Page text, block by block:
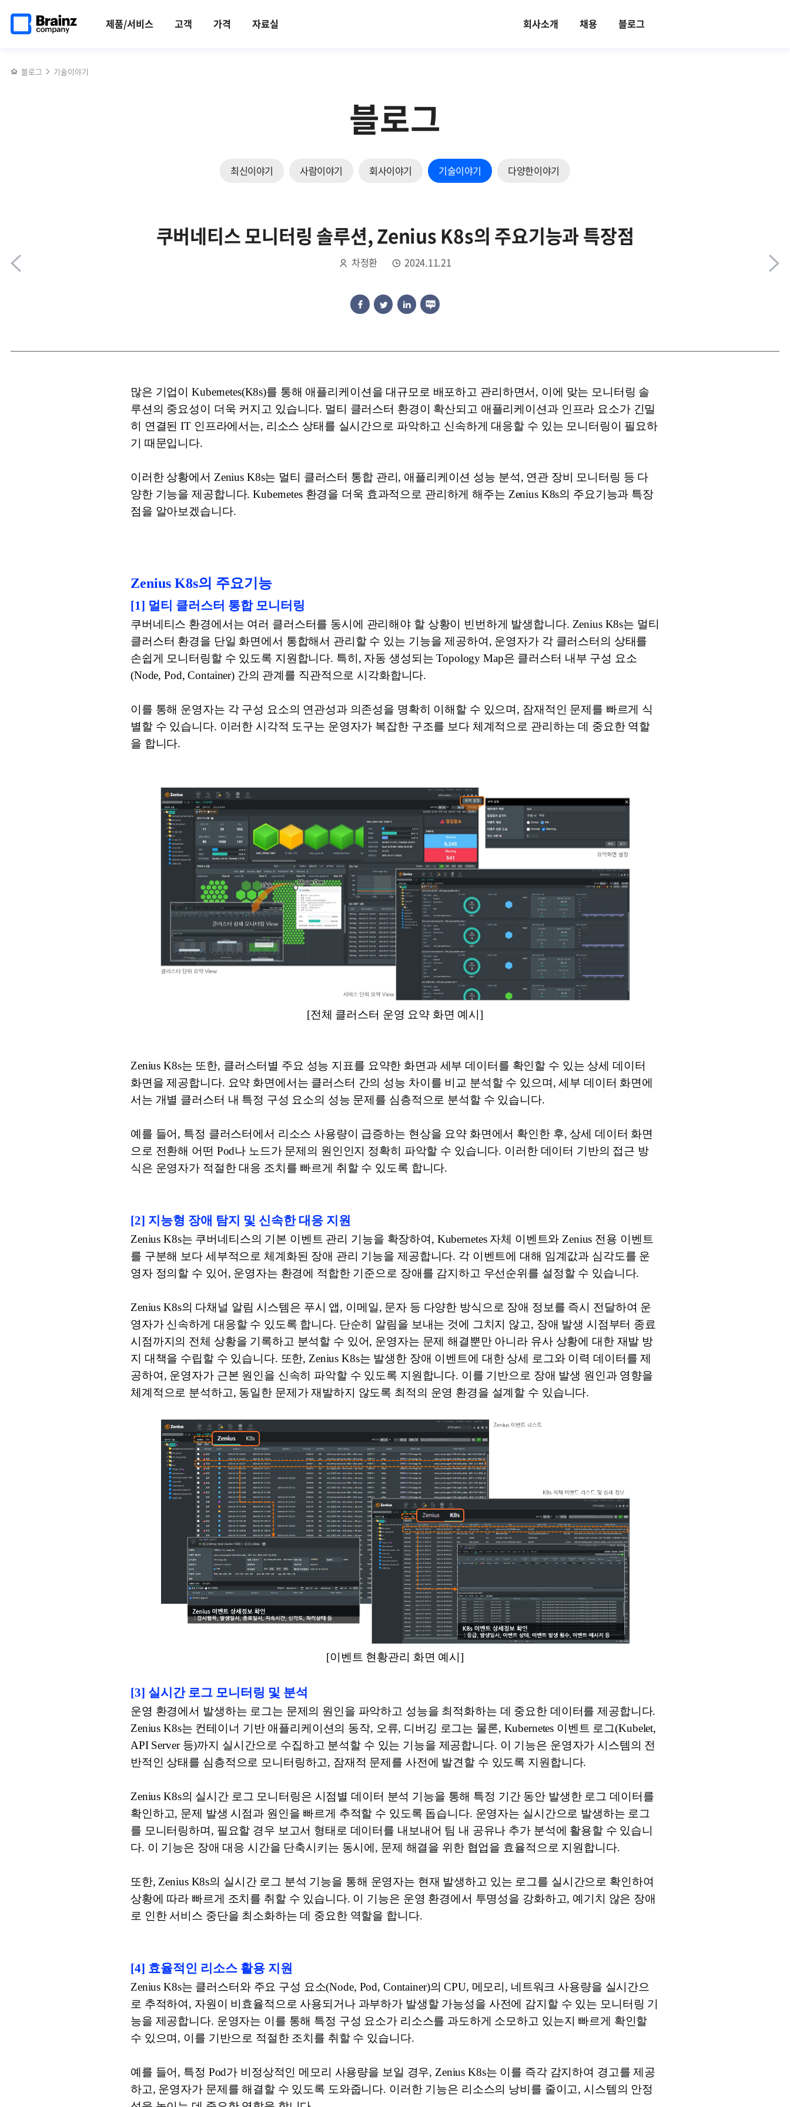
건너뛰기
제품/서비스 고객 가격 자료실 회사소개 채용 블로그
페이지로
블로그 기술이야기
블로그
최신이야기 사람이야기 회사이야기 기술이야기 다양한이야기
네트워크
성능
쿠버네티스 모니터링 솔루션, Zenius K8s의 주요기능과 특장점
차정환 2024.11.21
공유하기
공유하기
공유하기
공유하기
최대
규모
전시회를
경험하다
많은 기업이 Kubernetes(K8s)를 통해 애플리케이션을 대규모로 배포하고 관리하면서, 이에 맞는 모니터링 솔
루션의 중요성이 더욱 커지고 있습니다. 멀티 클러스터 환경이 확산되고 애플리케이션과 인프라 요소가 긴밀
히 연결된 IT 인프라에서는, 리소스 상태를 실시간으로 파악하고 신속하게 대응할 수 있는 모니터링이 필요하
기 때문입니다.
이러한 상황에서 Zenius K8s는 멀티 클러스터 통합 관리, 애플리케이션 성능 분석, 연관 장비 모니터링 등 다
양한 기능을 제공합니다. Kubernetes 환경을 더욱 효과적으로 관리하게 해주는 Zenius K8s의 주요기능과 특장
점을 알아보겠습니다.
Zenius K8s의 주요기능
[1] 멀티 클러스터 통합 모니터링
쿠버네티스 환경에서는 여러 클러스터를 동시에 관리해야 할 상황이 빈번하게 발생합니다. Zenius K8s는 멀티
클러스터 환경을 단일 화면에서 통합해서 관리할 수 있는 기능을 제공하여, 운영자가 각 클러스터의 상태를
손쉽게 모니터링할 수 있도록 지원합니다. 특히, 자동 생성되는 Topology Map은 클러스터 내부 구성 요소
(Node, Pod, Container) 간의 관계를 직관적으로 시각화합니다.
이를 통해 운영자는 각 구성 요소의 연관성과 의존성을 명확히 이해할 수 있으며, 잠재적인 문제를 빠르게 식
별할 수 있습니다. 이러한 시각적 도구는 운영자가 복잡한 구조를 보다 체계적으로 관리하는 데 중요한 역할
을 합니다.
[전체 클러스터 운영 요약 화면 예시]
Zenius K8s는 또한, 클러스터별 주요 성능 지표를 요약한 화면과 세부 데이터를 확인할 수 있는 상세 데이터
화면을 제공합니다. 요약 화면에서는 클러스터 간의 성능 차이를 비교 분석할 수 있으며, 세부 데이터 화면에
서는 개별 클러스터 내 특정 구성 요소의 성능 문제를 심층적으로 분석할 수 있습니다.
예를 들어, 특정 클러스터에서 리소스 사용량이 급증하는 현상을 요약 화면에서 확인한 후, 상세 데이터 화면
으로 전환해 어떤 Pod나 노드가 문제의 원인인지 정확히 파악할 수 있습니다. 이러한 데이터 기반의 접근 방
식은 운영자가 적절한 대응 조치를 빠르게 취할 수 있도록 합니다.
[2] 지능형 장애 탐지 및 신속한 대응 지원
Zenius K8s는 쿠버네티스의 기본 이벤트 관리 기능을 확장하여, Kubernetes 자체 이벤트와 Zenius 전용 이벤트
를 구분해 보다 세부적으로 체계화된 장애 관리 기능을 제공합니다. 각 이벤트에 대해 임계값과 심각도를 운
영자 정의할 수 있어, 운영자는 환경에 적합한 기준으로 장애를 감지하고 우선순위를 설정할 수 있습니다.
Zenius K8s의 다채널 알림 시스템은 푸시 앱, 이메일, 문자 등 다양한 방식으로 장애 정보를 즉시 전달하여 운
영자가 신속하게 대응할 수 있도록 합니다. 단순히 알림을 보내는 것에 그치지 않고, 장애 발생 시점부터 종료
시점까지의 전체 상황을 기록하고 분석할 수 있어, 운영자는 문제 해결뿐만 아니라 유사 상황에 대한 재발 방
지 대책을 수립할 수 있습니다. 또한, Zenius K8s는 발생한 장애 이벤트에 대한 상세 로그와 이력 데이터를 제
공하여, 운영자가 근본 원인을 신속히 파악할 수 있도록 지원합니다. 이를 기반으로 장애 발생 원인과 영향을
체계적으로 분석하고, 동일한 문제가 재발하지 않도록 최적의 운영 환경을 설계할 수 있습니다.
[이벤트 현황관리 화면 예시]
[3] 실시간 로그 모니터링 및 분석
운영 환경에서 발생하는 로그는 문제의 원인을 파악하고 성능을 최적화하는 데 중요한 데이터를 제공합니다.
Zenius K8s는 컨테이너 기반 애플리케이션의 동작, 오류, 디버깅 로그는 물론, Kubernetes 이벤트 로그(Kubelet,
API Server 등)까지 실시간으로 수집하고 분석할 수 있는 기능을 제공합니다. 이 기능은 운영자가 시스템의 전
반적인 상태를 심층적으로 모니터링하고, 잠재적 문제를 사전에 발견할 수 있도록 지원합니다.
Zenius K8s의 실시간 로그 모니터링은 시점별 데이터 분석 기능을 통해 특정 기간 동안 발생한 로그 데이터를
확인하고, 문제 발생 시점과 원인을 빠르게 추적할 수 있도록 돕습니다. 운영자는 실시간으로 발생하는 로그
를 모니터링하며, 필요할 경우 보고서 형태로 데이터를 내보내어 팀 내 공유나 추가 분석에 활용할 수 있습니
다. 이 기능은 장애 대응 시간을 단축시키는 동시에, 문제 해결을 위한 협업을 효율적으로 지원합니다.
또한, Zenius K8s의 실시간 로그 분석 기능을 통해 운영자는 현재 발생하고 있는 로그를 실시간으로 확인하여
상황에 따라 빠르게 조치를 취할 수 있습니다. 이 기능은 운영 환경에서 투명성을 강화하고, 예기치 않은 장애
로 인한 서비스 중단을 최소화하는 데 중요한 역할을 합니다.
[4] 효율적인 리소스 활용 지원
Zenius K8s는 클러스터와 주요 구성 요소(Node, Pod, Container)의 CPU, 메모리, 네트워크 사용량을 실시간으
로 추적하여, 자원이 비효율적으로 사용되거나 과부하가 발생할 가능성을 사전에 감지할 수 있는 모니터링 기
능을 제공합니다. 운영자는 이를 통해 특정 구성 요소가 리소스를 과도하게 소모하고 있는지 빠르게 확인할
수 있으며, 이를 기반으로 적절한 조치를 취할 수 있습니다.
예를 들어, 특정 Pod가 비정상적인 메모리 사용량을 보일 경우, Zenius K8s는 이를 즉각 감지하여 경고를 제공
하고, 운영자가 문제를 해결할 수 있도록 도와줍니다. 이러한 기능은 리소스의 낭비를 줄이고, 시스템의 안정